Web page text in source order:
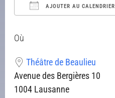
AJOUTER AU CALENDRIER
Où
Théâtre de Beaulieu
Avenue des Bergières 10
1004 Lausanne